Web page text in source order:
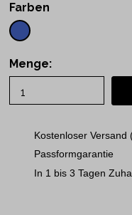
Farben
Menge:
Kostenloser Versand
Passformgarantie
In 1 bis 3 Tagen